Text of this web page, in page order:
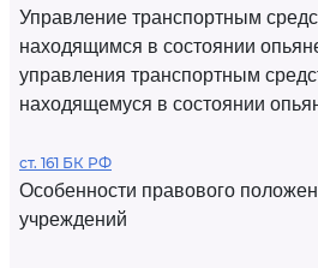
Управление транспортным
находящимся в состоянии
управления транспортным
находящемуся в состоянии
ст. 161 БК РФ
Особенности правового
учреждений